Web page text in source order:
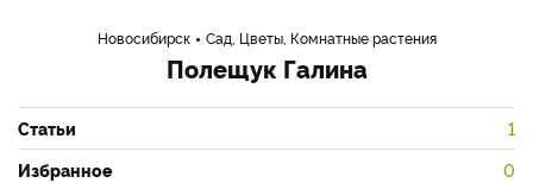
Новосибирск Сад, Цветы, Комнатные растения
Полещук Галина
Статьи 1
Избранное 0